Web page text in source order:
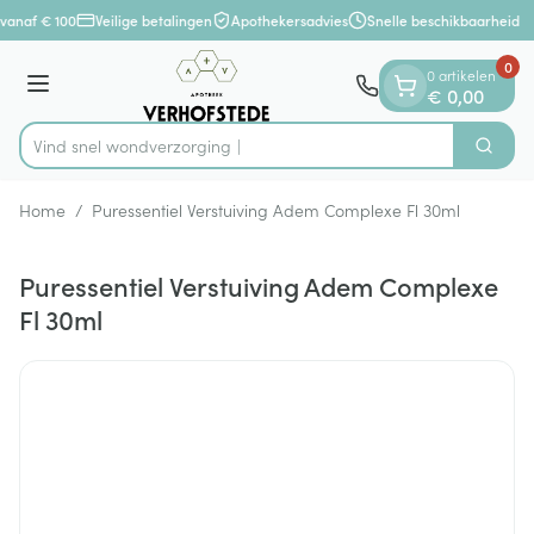
Ga naar de inhoud
1 van 1
€ 100 Veilige betalingen Apothekersadvies Snelle beschikbaarheid
Menu
Product, merk, categorie...
Vind snel wondverz Zoek
0 artikelen
€ 0,00
0
Home / Puressentiel Verstuiving Adem Complexe Fl 30ml
Puressentiel Verstuiving Adem Complexe
Fl 30ml